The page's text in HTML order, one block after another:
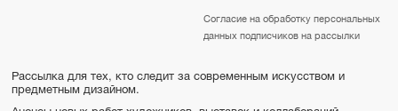
Согласие на обработку персональных
данных подписчиков на рассылки
Рассылка для тех, кто следит за современным искусством и
предметным дизайном.